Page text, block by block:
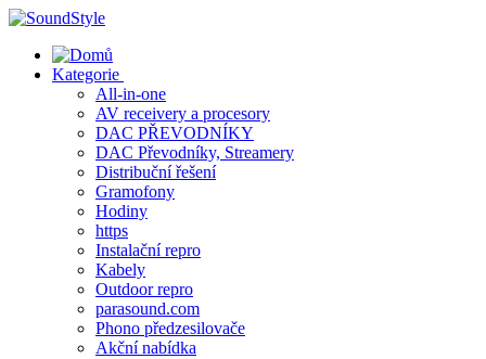
Skip
content
Kategorie
All-in-one
AV receivery a procesory
DAC PŘEVODNÍKY
DAC Převodníky, Streamery
Distribuční řešení
Gramofony
Hodiny
https
Instalační repro
Kabely
Outdoor repro
parasound.com
Phono předzesilovače
Akční nabídka